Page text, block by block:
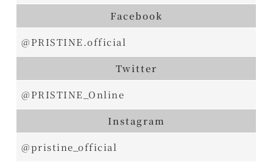
Facebook
@PRISTINE.official
Twitter
@PRISTINE_Online
Instagram
@pristine_official